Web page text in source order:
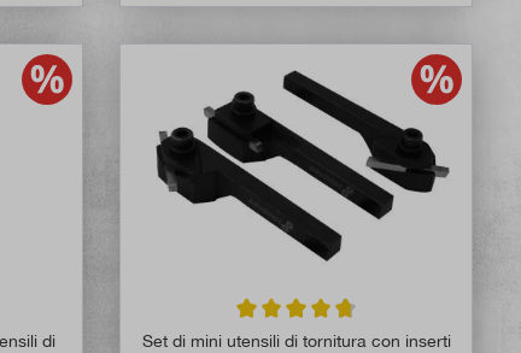
su 5 stelle
di
Valutazione media di 4.6 su 5 stelle
Set di mini utensili di tornitura con inserti